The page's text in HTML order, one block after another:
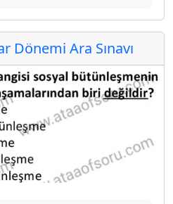
Dönemi Ara Sınavı